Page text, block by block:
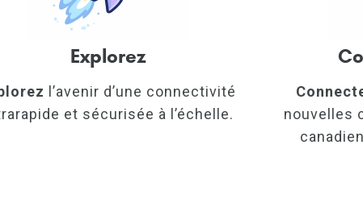
Explorez
l’avenir d’une connectivité
et sécurisée à l’échelle.
nouvelles